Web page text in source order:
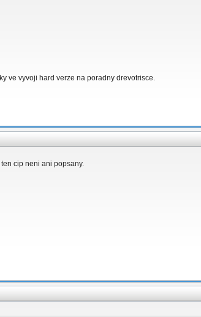
ve vyvoji hard verze na poradny drevotrisce.
cip neni ani popsany.